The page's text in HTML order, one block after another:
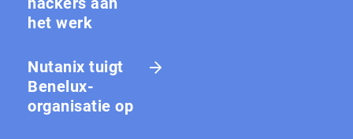
het werk
Nutanix tuigt
Benelux-
organisatie op